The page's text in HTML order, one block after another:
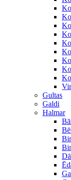
Gultas
Galdi
Halmar